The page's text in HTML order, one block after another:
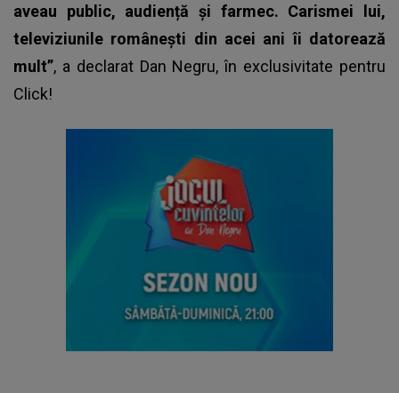
aveau public, audiență și farmec. Carismei lui,
televiziunile românești din acei ani îi datorează
mult”, a declarat Dan Negru, în exclusivitate pentru
Click!